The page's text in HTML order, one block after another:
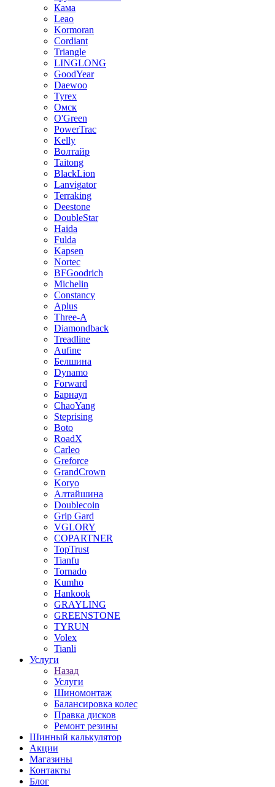
Кама
Leao
Kormoran
Cordiant
Triangle
LINGLONG
GoodYear
Daewoo
Tyrex
Омск
O'Green
PowerTrac
Kelly
Волтайр
Taitong
BlackLion
Lanvigator
Terraking
Deestone
DoubleStar
Haida
Fulda
Kapsen
Nortec
BFGoodrich
Michelin
Constancy
Aplus
Three-A
Diamondback
Treadline
Aufine
Белшина
Dynamo
Forward
Барнаул
ChaoYang
Steprising
Boto
RoadX
Carleo
Greforce
GrandCrown
Koryo
Алтайшина
Doublecoin
Grip Gard
VGLORY
COPARTNER
TopTrust
Tianfu
Tornado
Kumho
Hankook
GRAYLING
GREENSTONE
TYRUN
Volex
Tianli
Услуги
Назад
Услуги
Шиномонтаж
Балансировка колес
Правка дисков
Ремонт резины
Шинный калькулятор
Акции
Магазины
Контакты
Блог